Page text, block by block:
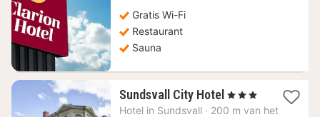
Gratis Wi-Fi
Restaurant
Sauna
Sundsvall City Hotel 1
nacht
, 3 Sterren
Hotel in Sundsvall · 200 m van het